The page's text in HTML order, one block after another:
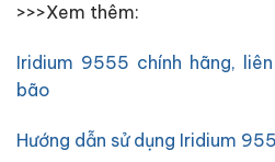
>>>Xem thêm:
Iridium 9555 chính hãng,
bão
Hướng dẫn sử dụng Iridium